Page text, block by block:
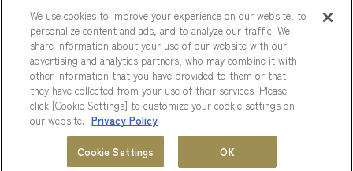
会員プログラム
相鉄ホテルズ パートナーホテル加盟募集のご案内
採用情報
Cookie Settings
© Sotetsu Hotel Management CO., LTD.
We use cookies to improve your experience on our website, to
personalize content and ads, and to analyze our traffic. We
share information about your use of our website with our
advertising and analytics partners, who may combine it with
other information that you have provided to them or that
they have collected from your use of their services. Please
click [Cookie Settings] to customize your cookie settings on
our website. Privacy Policy
Cookie Settings OK